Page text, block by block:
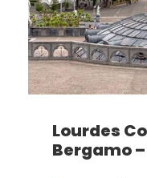
Lourdes
Bergamo